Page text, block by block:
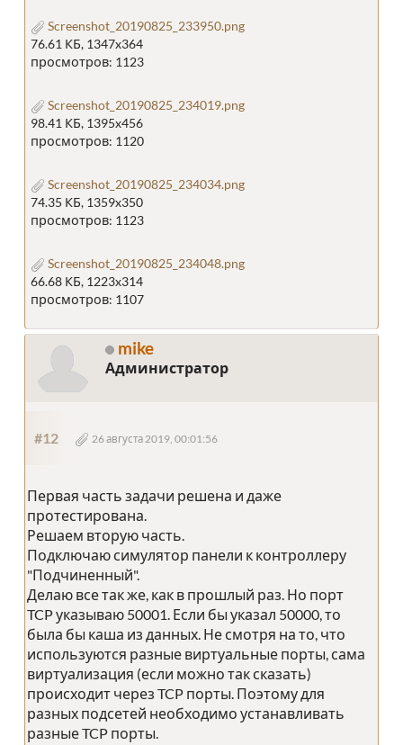
Screenshot_20190825_233950.png
76.61 КБ, 1347x364
просмотров: 1123
Screenshot_20190825_234019.png
98.41 КБ, 1395x456
просмотров: 1120
Screenshot_20190825_234034.png
74.35 КБ, 1359x350
просмотров: 1123
Screenshot_20190825_234048.png
66.68 КБ, 1223x314
просмотров: 1107
mike
Администратор
#12 26 августа 2019, 00:01:56
Первая часть задачи решена и даже
протестирована.
Решаем вторую часть.
Подключаю симулятор панели к контроллеру
"Подчиненный".
Делаю все так же, как в прошлый раз. Но порт
TCP указываю 50001. Если бы указал 50000, то
была бы каша из данных. Не смотря на то, что
используются разные виртуальные порты, сама
виртуализация (если можно так сказать)
происходит через TCP порты. Поэтому для
разных подсетей необходимо устанавливать
разные TCP порты.